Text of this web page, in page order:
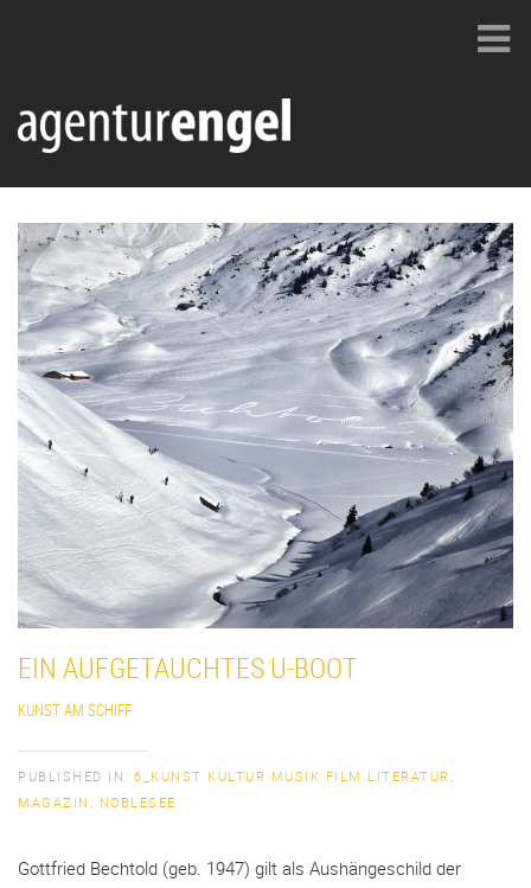
EIN AUFGETAUCHTES U-BOOT
KUNST AM SCHIFF
PUBLISHED IN: 6_KUNST KULTUR MUSIK FILM LITERATUR ,
MAGAZIN , NOBLESEE
Gottfried Bechtold (geb. 1947) gilt als Aushängeschild der